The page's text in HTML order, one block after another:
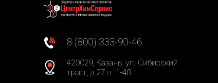
8 (800) 333-90-46
420029, Казань, ул. Сибирский
тракт, д.27 п. 1-48